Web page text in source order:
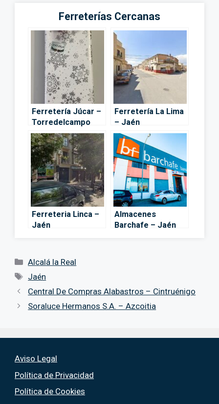
Ferreterías Cercanas
Ferretería Júcar –
Torredelcampo
Ferretería La Lima
– Jaén
Ferreteria Linca –
Jaén
Almacenes
Barchafe – Jaén
Categorías
Alcalá la Real
Etiquetas
Jaén
Central De Compras Alabastros – Cintruénigo
Soraluce Hermanos S.A. – Azcoitia
Aviso Legal
Política de Privacidad
Política de Cookies